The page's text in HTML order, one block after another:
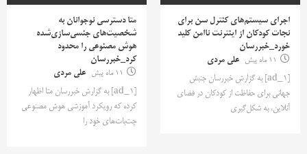
اجرای سیستم‌های کنترل سن برای
نجات کودکان از اینترنت ناامن کلید
خورد_خبررسان
11 ماه پیش
علی مردی
[ad_1] به گزارش خبررسان جنبش
جهانی برای حفاظت از کودکان در فضای
آنلاین، به شکل‌گیری
متا دسترسی نوجوانان به
شخصیت‌های جنسی‌سازی‌شده
هوش مصنوعی را محدود
کرد_خبررسان
11 ماه پیش
علی مردی
[ad_1] به گزارش خبررسان متا اظهار
کرده که رویکرد آموزشی هوش مصنوعی
چت‌بات‌های خود را